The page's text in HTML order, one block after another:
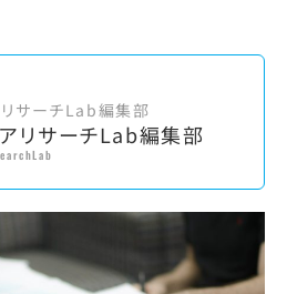
リサーチLab編集部
リサーチLab編集部